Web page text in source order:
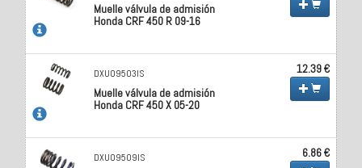
Muelle válvula de admisión
Honda CRF 450 R 09-16
DXU09503IS
Muelle válvula de admisión
Honda CRF 450 X 05-20
12.39 €
DXU09509IS 6.86 €